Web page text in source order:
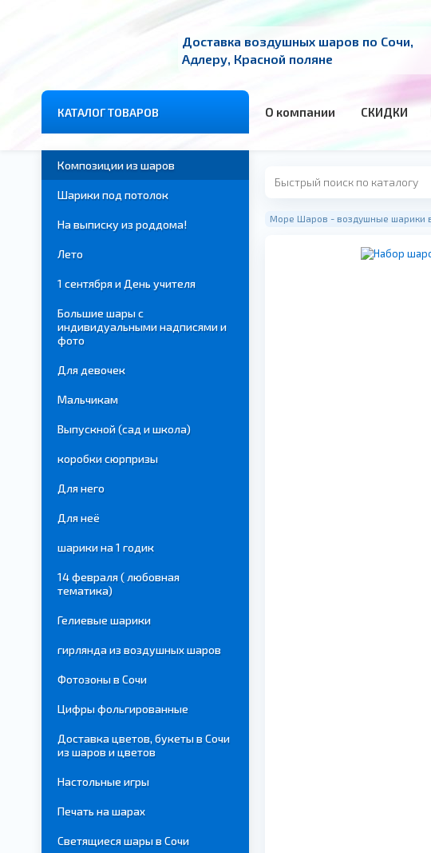
Доставка воздушных шаров по Сочи,
Адлеру, Красной поляне
КАТАЛОГ ТОВАРОВ О компании СКИДКИ
Композиции из шаров
Шарики под потолок
На выписку из роддома!
Лето
1 сентября и День учителя
Большие шары с
индивидуальными надписями и
фото
Для девочек
Мальчикам
Выпускной (сад и школа)
коробки сюрпризы
Для него
Для неё
шарики на 1 годик
14 февраля ( любовная
тематика)
Гелиевые шарики
гирлянда из воздушных шаров
Фотозоны в Сочи
Цифры фольгированные
Доставка цветов, букеты в Сочи
из шаров и цветов
Настольные игры
Печать на шарах
Светящиеся шары в Сочи
Море Шаров - воздушные шарики